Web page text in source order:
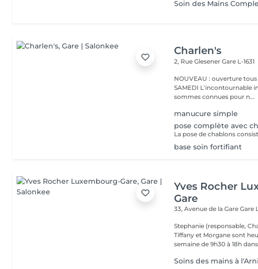
Soin des Mains
Charlen's
2, Rue GlesenerGare L-1631
NOUVEAU : ouverture tous
SAMEDI L'incontournable institut de beauté à Luxembourg. Nous
sommes connues pour n...
manucure simple
pose complète avec
base soin fortifiant
Yves Rocher
Gare
33, Avenue de la GareGare
Stephanie (responsable,
Tiffany et Morgane sont
semaine de 9h30 à 18h
Soins des mains à